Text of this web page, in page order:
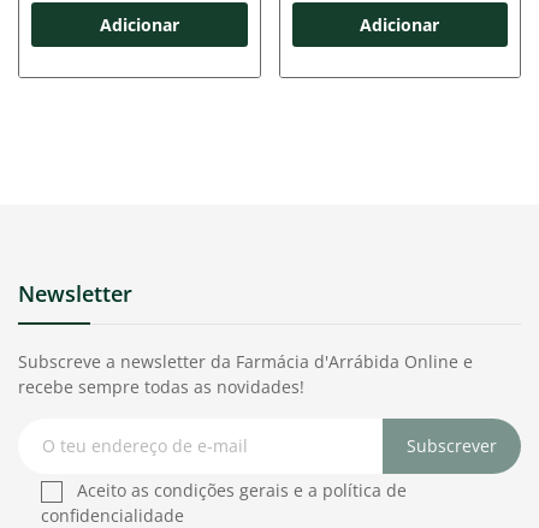
Adicionar Adicionar
Newsletter
Subscreve a newsletter da Farmácia d'Arrábida Online e
recebe sempre todas as novidades!
Subscrever
Aceito as condições gerais e a política de
confidencialidade